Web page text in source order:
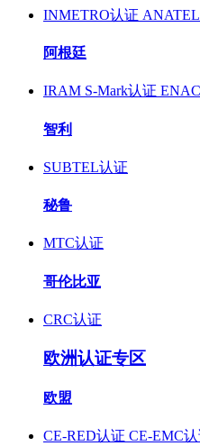
INMETRO认证
阿根廷
IRAM S-Mark认证
智利
SUBTEL认证
秘鲁
MTC认证
哥伦比亚
CRC认证
欧洲认证专区
欧盟
CE-RED认证 CE-EMC